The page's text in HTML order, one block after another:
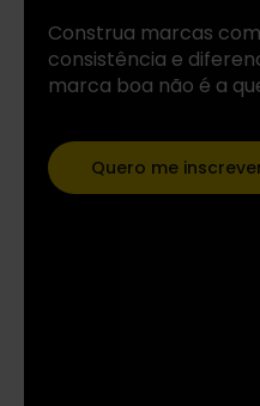
Construa marcas
consistência e
marca boa não é a
Quero me